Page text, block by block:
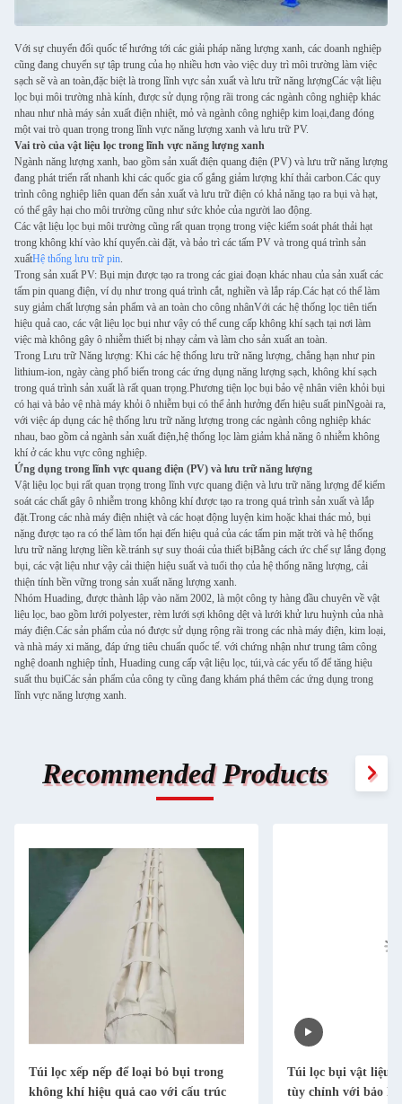
Với sự chuyển đổi quốc tế hướng tới các giải pháp năng lượng xanh, các doanh nghiệp
cũng đang chuyển sự tập trung của họ nhiều hơn vào việc duy trì môi trường làm việc
sạch sẽ và an toàn,đặc biệt là trong lĩnh vực sản xuất và lưu trữ năng lượngCác vật liệu
lọc bụi môi trường nhà kính, được sử dụng rộng rãi trong các ngành công nghiệp khác
nhau như nhà máy sản xuất điện nhiệt, mỏ và ngành công nghiệp kim loại,đang đóng
một vai trò quan trọng trong lĩnh vực năng lượng xanh và lưu trữ PV.
Vai trò của vật liệu lọc trong lĩnh vực năng lượng xanh
Ngành năng lượng xanh, bao gồm sản xuất điện quang điện (PV) và lưu trữ năng lượng
đang phát triển rất nhanh khi các quốc gia cố gắng giảm lượng khí thải carbon.Các quy
trình công nghiệp liên quan đến sản xuất và lưu trữ điện có khả năng tạo ra bụi và hạt,
có thể gây hại cho môi trường cũng như sức khỏe của người lao động.
Các vật liệu lọc bụi môi trường cũng rất quan trọng trong việc kiểm soát phát thải hạt
trong không khí vào khí quyển.cài đặt, và bảo trì các tấm PV và trong quá trình sản
xuấtHệ thống lưu trữ pin.
Trong sản xuất PV: Bụi mịn được tạo ra trong các giai đoạn khác nhau của sản xuất các
tấm pin quang điện, ví dụ như trong quá trình cắt, nghiền và lắp ráp.Các hạt có thể làm
suy giảm chất lượng sản phẩm và an toàn cho công nhânVới các hệ thống lọc tiên tiến
hiệu quả cao, các vật liệu lọc bụi như vậy có thể cung cấp không khí sạch tại nơi làm
việc mà không gây ô nhiễm thiết bị nhạy cảm và làm cho sản xuất an toàn.
Trong Lưu trữ Năng lượng: Khi các hệ thống lưu trữ năng lượng, chẳng hạn như pin
lithium-ion, ngày càng phổ biến trong các ứng dụng năng lượng sạch, không khí sạch
trong quá trình sản xuất là rất quan trọng.Phương tiện lọc bụi bảo vệ nhân viên khỏi bụi
có hại và bảo vệ nhà máy khỏi ô nhiễm bụi có thể ảnh hưởng đến hiệu suất pinNgoài ra,
với việc áp dụng các hệ thống lưu trữ năng lượng trong các ngành công nghiệp khác
nhau, bao gồm cả ngành sản xuất điện,hệ thống lọc làm giảm khả năng ô nhiễm không
khí ở các khu vực công nghiệp.
Ứng dụng trong lĩnh vực quang điện (PV) và lưu trữ năng lượng
Vật liệu lọc bụi rất quan trọng trong lĩnh vực quang điện và lưu trữ năng lượng để kiểm
soát các chất gây ô nhiễm trong không khí được tạo ra trong quá trình sản xuất và lắp
đặt.Trong các nhà máy điện nhiệt và các hoạt động luyện kim hoặc khai thác mỏ, bụi
nặng được tạo ra có thể làm tổn hại đến hiệu quả của các tấm pin mặt trời và hệ thống
lưu trữ năng lượng liền kề.tránh sự suy thoái của thiết bịBằng cách ức chế sự lắng đọng
bụi, các vật liệu như vậy cải thiện hiệu suất và tuổi thọ của hệ thống năng lượng, cải
thiện tính bền vững trong sản xuất năng lượng xanh.
Nhóm Huading, được thành lập vào năm 2002, là một công ty hàng đầu chuyên về vật
liệu lọc, bao gồm lưới polyester, rèm lưới sợi không dệt và lưới khử lưu huỳnh của nhà
máy điện.Các sản phẩm của nó được sử dụng rộng rãi trong các nhà máy điện, kim loại,
và nhà máy xi măng, đáp ứng tiêu chuẩn quốc tế. với chứng nhận như trung tâm công
nghệ doanh nghiệp tỉnh, Huading cung cấp vật liệu lọc, túi,và các yếu tố để tăng hiệu
suất thu bụiCác sản phẩm của công ty cũng đang khám phá thêm các ứng dụng trong
lĩnh vực năng lượng xanh.
Recommended Products
Túi lọc xếp nếp để loại bỏ bụi trong
không khí hiệu quả cao với cấu trúc
Túi lọc bụi vật liệu
tùy chỉnh với bảo